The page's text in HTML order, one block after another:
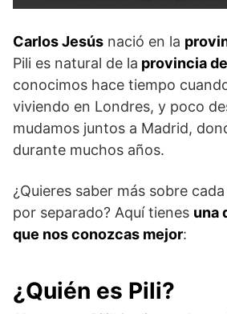
Carlos Jesús nació en la
Pili es natural de la provincia
conocimos hace tiempo
viviendo en Londres, y poco
mudamos juntos a Madrid,
durante muchos años.
¿Quieres saber más sobre
por separado? Aquí tienes una
que nos conozcas mejor:
¿Quién es Pili?